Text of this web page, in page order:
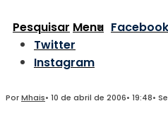
Pesquisar Menu Facebook
Twitter
Instagram
PorMhais• 10 de abril de 2006• 19:48•